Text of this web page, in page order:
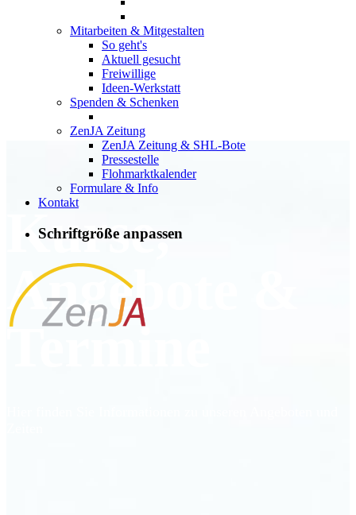
Mitarbeiten & Mitgestalten
So geht's
Aktuell gesucht
Freiwillige
Ideen-Werkstatt
Spenden & Schenken
ZenJA Zeitung
ZenJA Zeitung & SHL-Bote
Pressestelle
Flohmarktkalender
Formulare & Info
Kontakt
Schriftgröße anpassen
Kurse,
Angebote &
Termine